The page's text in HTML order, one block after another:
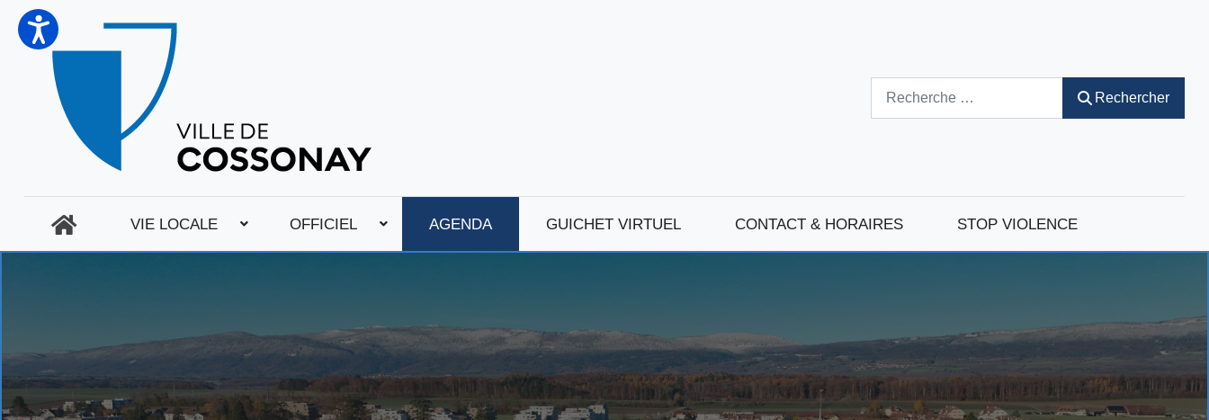
Rechercher
VIE LOCALE OFFICIEL AGENDA GUICHET VIRTUEL CONTACT & HORAIRES STOP VIOLENCE